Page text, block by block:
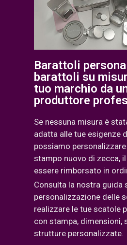
Barattoli
barattoli su
tuo marchio da
produttore
Se nessuna misura è
adatta alle tue esigenze
possiamo
stampo nuovo di zecca,
essere rimborsato in
Consulta la nostra guida
personalizzazione delle
realizzare le tue scatole
con stampa, dimensioni,
strutture personalizzate.